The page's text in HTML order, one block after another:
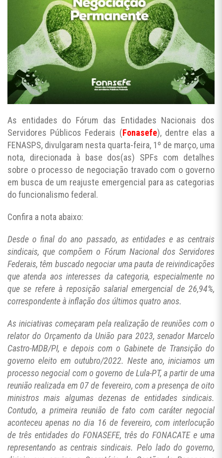
As entidades do Fórum das Entidades Nacionais dos
Servidores Públicos Federais (Fonasefe), dentre elas a
FENASPS, divulgaram nesta quarta-feira, 1º de março, uma
nota, direcionada à base dos(as) SPFs com detalhes
sobre o processo de negociação travado com o governo
em busca de um reajuste emergencial para as categorias
do funcionalismo federal.
Confira a nota abaixo:
Desde o final do ano passado, as entidades e as centrais
sindicais, que compõem o Fórum Nacional dos Servidores
Federais, têm buscado negociar uma pauta de reivindicações
que atenda aos interesses da categoria, especialmente no
que se refere à reposição salarial emergencial de 26,94%,
correspondente à inflação dos últimos quatro anos.
As iniciativas começaram pela realização de reuniões com o
relator do Orçamento da União para 2023, senador Marcelo
Castro-MDB/PI, e depois com o Gabinete de Transição do
governo eleito em outubro/2022. Neste ano, iniciamos um
processo negocial com o governo de Lula-PT, a partir de uma
reunião realizada em 07 de fevereiro, com a presença de oito
ministros mais algumas dezenas de entidades sindicais.
Contudo, a primeira reunião de fato com caráter negocial
aconteceu apenas no dia 16 de fevereiro, com interlocução
de três entidades do FONASEFE, três do FONACATE e uma
representando as centrais sindicais. Pelo lado do governo,